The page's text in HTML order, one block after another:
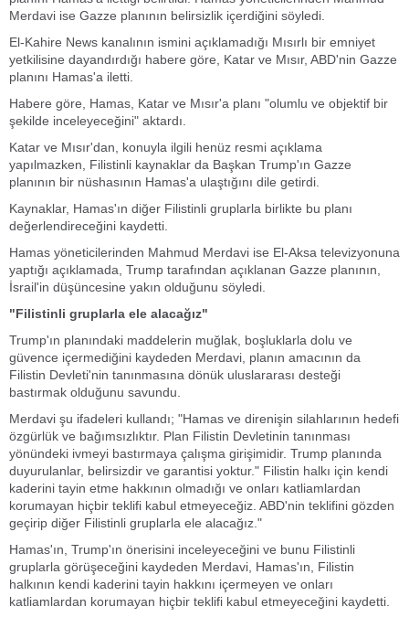
Merdavi ise Gazze planının belirsizlik içerdiğini söyledi.
El-Kahire News kanalının ismini açıklamadığı Mısırlı bir emniyet
yetkilisine dayandırdığı habere göre, Katar ve Mısır, ABD'nin Gazze
planını Hamas'a iletti.
Habere göre, Hamas, Katar ve Mısır'a planı "olumlu ve objektif bir
şekilde inceleyeceğini" aktardı.
Katar ve Mısır'dan, konuyla ilgili henüz resmi açıklama
yapılmazken, Filistinli kaynaklar da Başkan Trump'ın Gazze
planının bir nüshasının Hamas'a ulaştığını dile getirdi.
Kaynaklar, Hamas'ın diğer Filistinli gruplarla birlikte bu planı
değerlendireceğini kaydetti.
Hamas yöneticilerinden Mahmud Merdavi ise El-Aksa televizyonuna
yaptığı açıklamada, Trump tarafından açıklanan Gazze planının,
İsrail'in düşüncesine yakın olduğunu söyledi.
"Filistinli gruplarla ele alacağız"
Trump'ın planındaki maddelerin muğlak, boşluklarla dolu ve
güvence içermediğini kaydeden Merdavi, planın amacının da
Filistin Devleti'nin tanınmasına dönük uluslararası desteği
bastırmak olduğunu savundu.
Merdavi şu ifadeleri kullandı; "Hamas ve direnişin silahlarının hedefi
özgürlük ve bağımsızlıktır. Plan Filistin Devletinin tanınması
yönündeki ivmeyi bastırmaya çalışma girişimidir. Trump planında
duyurulanlar, belirsizdir ve garantisi yoktur." Filistin halkı için kendi
kaderini tayin etme hakkının olmadığı ve onları katliamlardan
korumayan hiçbir teklifi kabul etmeyeceğiz. ABD'nin teklifini gözden
geçirip diğer Filistinli gruplarla ele alacağız."
Hamas'ın, Trump'ın önerisini inceleyeceğini ve bunu Filistinli
gruplarla görüşeceğini kaydeden Merdavi, Hamas'ın, Filistin
halkının kendi kaderini tayin hakkını içermeyen ve onları
katliamlardan korumayan hiçbir teklifi kabul etmeyeceğini kaydetti.